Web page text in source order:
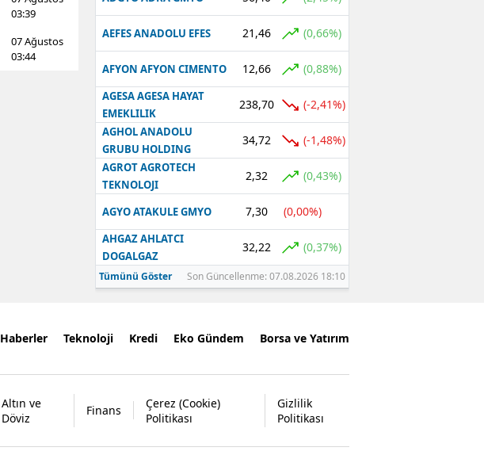
03:39
07 Ağustos
03:44
AEFES ANADOLU EFES 21,46 (0,66%)
AFYON AFYON CIMENTO 12,66 (0,88%)
AGESA AGESA HAYAT
EMEKLILIK
238,70 (-2,41%)
AGHOL ANADOLU
GRUBU HOLDING
34,72 (-1,48%)
AGROT AGROTECH
TEKNOLOJI
2,32 (0,43%)
AGYO ATAKULE GMYO 7,30 (0,00%)
AHGAZ AHLATCI
DOGALGAZ
32,22 (0,37%)
Tümünü Göster Son Güncellenme: 07.08.2026 18:10
Haberler Teknoloji Kredi Eko Gündem Borsa ve Yatırım
Altın ve
Döviz
Finans
Çerez (Cookie)
Politikası
Gizlilik
Politikası